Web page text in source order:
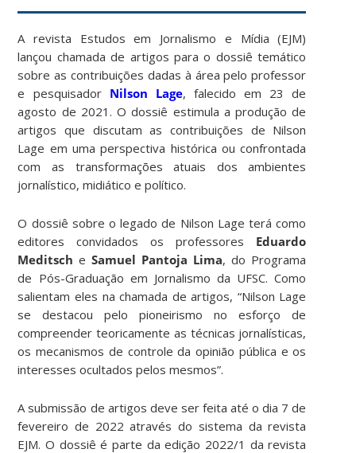
A revista Estudos em Jornalismo e Mídia (EJM)
lançou chamada de artigos para o dossiê temático
sobre as contribuições dadas à área pelo professor
e pesquisador Nilson Lage, falecido em 23 de
agosto de 2021. O dossiê estimula a produção de
artigos que discutam as contribuições de Nilson
Lage em uma perspectiva histórica ou confrontada
com as transformações atuais dos ambientes
jornalístico, midiático e político.
O dossiê sobre o legado de Nilson Lage terá como
editores convidados os professores Eduardo
Meditsch eSamuel Pantoja Lima, do Programa
de Pós-Graduação em Jornalismo da UFSC. Como
salientam eles na chamada de artigos, “Nilson Lage
se destacou pelo pioneirismo no esforço de
compreender teoricamente as técnicas jornalísticas,
os mecanismos de controle da opinião pública e os
interesses ocultados pelos mesmos”.
A submissão de artigos deve ser feita até o dia 7 de
fevereiro de 2022 através do sistema da revista
EJM. O dossiê é parte da edição 2022/1 da revista